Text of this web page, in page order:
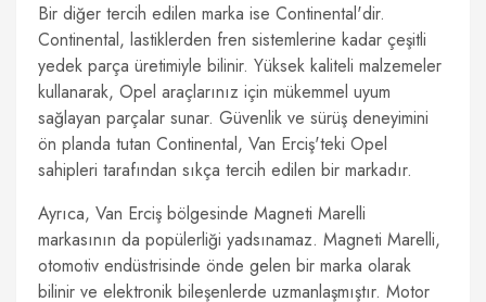
Bir diğer tercih edilen marka ise Continental'dir.
Continental, lastiklerden fren sistemlerine kadar çeşitli
yedek parça üretimiyle bilinir. Yüksek kaliteli malzemeler
kullanarak, Opel araçlarınız için mükemmel uyum
sağlayan parçalar sunar. Güvenlik ve sürüş deneyimini
ön planda tutan Continental, Van Erciş'teki Opel
sahipleri tarafından sıkça tercih edilen bir markadır.
Ayrıca, Van Erciş bölgesinde Magneti Marelli
markasının da popülerliği yadsınamaz. Magneti Marelli,
otomotiv endüstrisinde önde gelen bir marka olarak
bilinir ve elektronik bileşenlerde uzmanlaşmıştır. Motor